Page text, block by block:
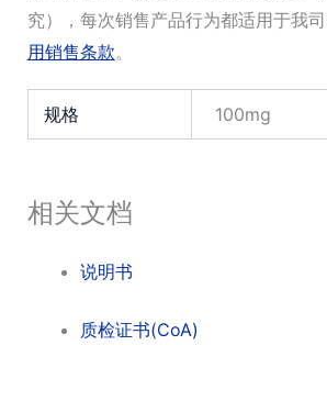
究），每次销售产品行为都适用于我
用销售条款。
规格 100mg
相关文档
说明书
质检证书(CoA)